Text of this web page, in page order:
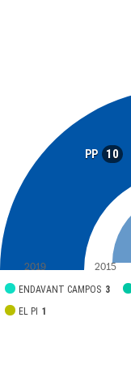
PP 10
ENDAVANT CAMPOS 3
EL PI 1
2019 2015